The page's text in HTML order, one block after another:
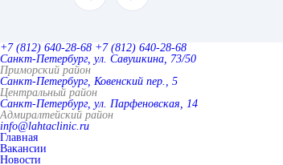
+7 (812) 640-28-68 +7 (812) 640-28-68
Санкт-Петербург, ул. Савушкина, 73/50
Приморский район
Санкт-Петербург, Ковенский пер., 5
Центральный район
Санкт-Петербург, ул. Парфеновская, 14
Адмиралтейский район
info@lahtaclinic.ru
Главная
Вакансии
Новости